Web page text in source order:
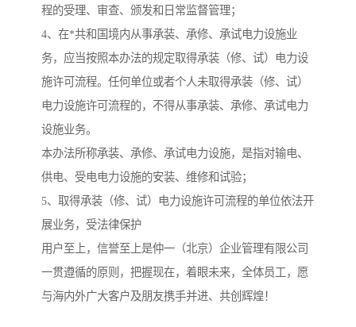
程的受理、审查、颁发和日常监督管理；
4、在*共和国境内从事承装、承修、承试电力设施业
务，应当按照本办法的规定取得承装（修、试）电力设
施许可流程。任何单位或者个人未取得承装（修、试）
电力设施许可流程的，不得从事承装、承修、承试电力
设施业务。
本办法所称承装、承修、承试电力设施，是指对输电、
供电、受电电力设施的安装、维修和试验；
5、取得承装（修、试）电力设施许可流程的单位依法开
展业务，受法律保护
用户至上，信誉至上是仲一（北京）企业管理有限公司
一贯遵循的原则，把握现在，着眼未来，全体员工，愿
与海内外广大客户及朋友携手并进、共创辉煌！